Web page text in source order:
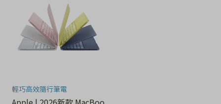
輕巧高效隨行筆電